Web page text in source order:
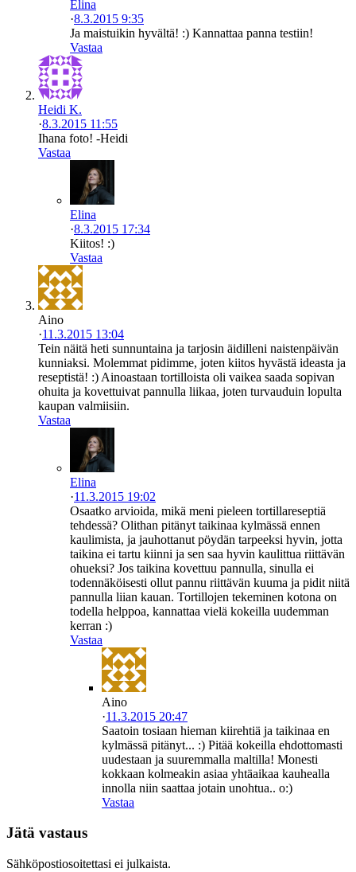
Elina
·8.3.2015 9:35
Ja maistuikin hyvältä! :) Kannattaa panna testiin!
Vastaa
Heidi K.
·8.3.2015 11:55
Ihana foto! -Heidi
Vastaa
Elina
·8.3.2015 17:34
Kiitos! :)
Vastaa
Aino
·11.3.2015 13:04
Tein näitä heti sunnuntaina ja tarjosin äidilleni naistenpäivän
kunniaksi. Molemmat pidimme, joten kiitos hyvästä ideasta ja
reseptistä! :) Ainoastaan tortilloista oli vaikea saada sopivan
ohuita ja kovettuivat pannulla liikaa, joten turvauduin lopulta
kaupan valmiisiin.
Vastaa
Elina
·11.3.2015 19:02
Osaatko arvioida, mikä meni pieleen tortillareseptiä
tehdessä? Olithan pitänyt taikinaa kylmässä ennen
kaulimista, ja jauhottanut pöydän tarpeeksi hyvin, jotta
taikina ei tartu kiinni ja sen saa hyvin kaulittua riittävän
ohueksi? Jos taikina kovettuu pannulla, sinulla ei
todennäköisesti ollut pannu riittävän kuuma ja pidit niitä
pannulla liian kauan. Tortillojen tekeminen kotona on
todella helppoa, kannattaa vielä kokeilla uudemman
kerran :)
Vastaa
Aino
·11.3.2015 20:47
Saatoin tosiaan hieman kiirehtiä ja taikinaa en
kylmässä pitänyt... :) Pitää kokeilla ehdottomasti
uudestaan ja suuremmalla maltilla! Monesti
kokkaan kolmeakin asiaa yhtäaikaa kauhealla
innolla niin saattaa jotain unohtua.. o:)
Vastaa
Jätä vastaus
Sähköpostiosoitettasi ei julkaista.